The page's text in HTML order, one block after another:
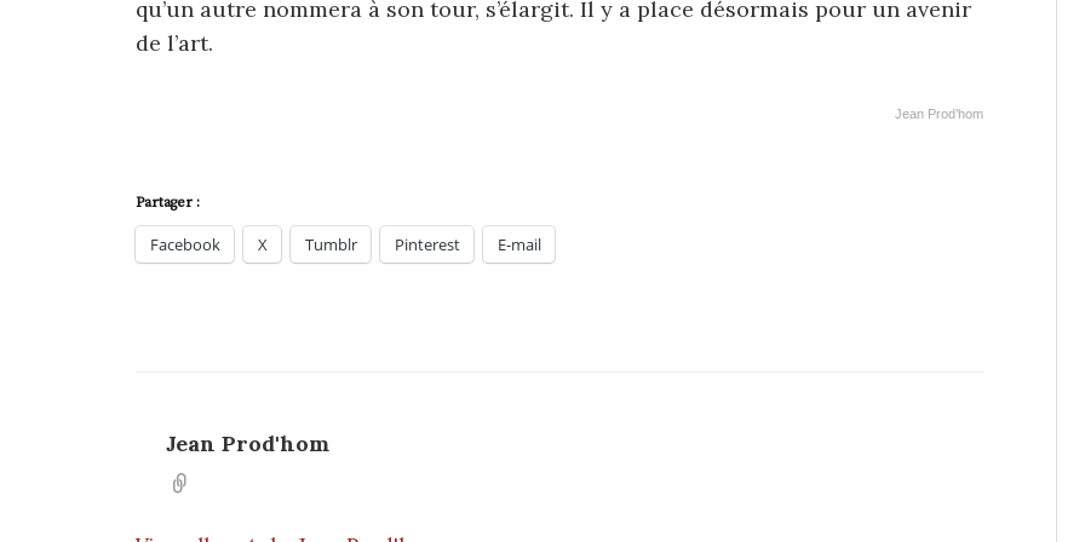
qu’un autre nommera à son tour, s’élargit. Il y a place désormais pour un avenir
de l’art.
Jean Prod’hom
Partager :
Facebook X Tumblr Pinterest E-mail
Jean Prod'hom